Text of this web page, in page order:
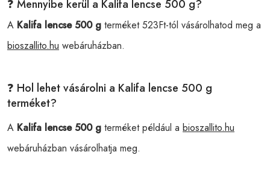
❓ Mennyibe kerül a Kalifa lencse 500 g?
A Kalifa lencse 500 g terméket 523Ft-tól vásárolhatod meg a
bioszallito.hu webáruházban.
❓ Hol lehet vásárolni a Kalifa lencse 500 g
terméket?
A Kalifa lencse 500 g terméket például a bioszallito.hu
webáruházban vásárolhatja meg.